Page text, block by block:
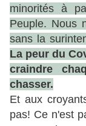
minorités à
Peuple. Nous
sans la
La peur du
craindre
chasser.
Et aux
pas! Ce n'est